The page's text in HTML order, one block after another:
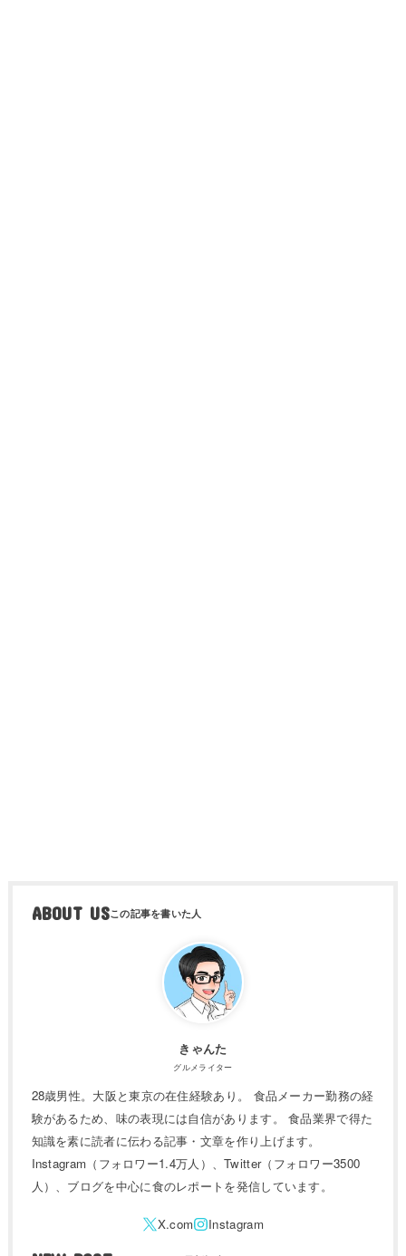
ABOUT US
きゃんた
グルメライター
28歳男性。大阪と東京の在住経験あり。 食品メーカー勤務の経
験があるため、味の表現には自信があります。 食品業界で得た
知識を素に読者に伝わる記事・文章を作り上げます。
Instagram（フォロワー1.4万人）、Twitter（フォロワー3500
人）、ブログを中心に食のレポートを発信しています。